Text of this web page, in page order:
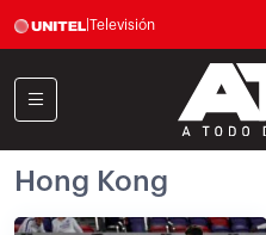
Televisión
Hong Kong